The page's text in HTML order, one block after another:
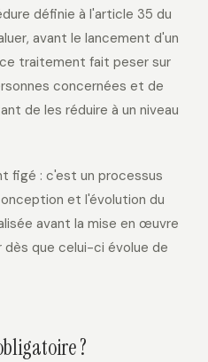
définie à l'article 35 du
avant le lancement d'un
traitement fait peser sur
concernées et de
de les réduire à un niveau
figé : c'est un processus
et l'évolution du
avant la mise en œuvre
que celui-ci évolue de
?